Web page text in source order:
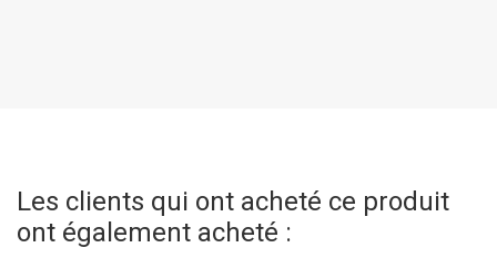
Les clients qui ont acheté ce produit
ont également acheté :